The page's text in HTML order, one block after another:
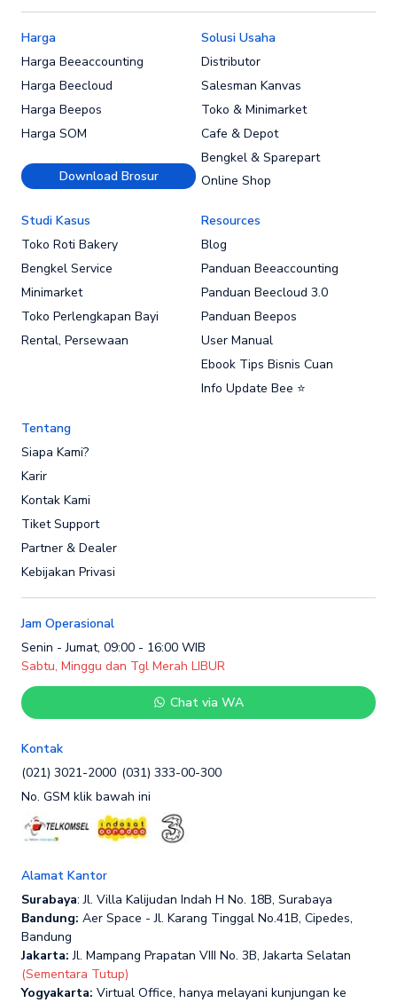
Harga
Harga Beeaccounting
Harga Beecloud
Harga Beepos
Harga SOM
Download Brosur
Solusi Usaha
Distributor
Salesman Kanvas
Toko & Minimarket
Cafe & Depot
Bengkel & Sparepart
Online Shop
Studi Kasus
Toko Roti Bakery
Bengkel Service
Minimarket
Toko Perlengkapan Bayi
Rental, Persewaan
Resources
Blog
Panduan Beeaccounting
Panduan Beecloud 3.0
Panduan Beepos
User Manual
Ebook Tips Bisnis Cuan
Info Update Bee ⭐
Tentang
Siapa Kami?
Karir
Kontak Kami
Tiket Support
Partner & Dealer
Kebijakan Privasi
Jam Operasional
Senin - Jumat, 09:00 - 16:00 WIB
Sabtu, Minggu dan Tgl Merah LIBUR
Chat via WA
Kontak
(021) 3021-2000 (031) 333-00-300
No. GSM klik bawah ini
Alamat Kantor
Surabaya: Jl. Villa Kalijudan Indah H No. 18B, Surabaya
Bandung: Aer Space - Jl. Karang Tinggal No.41B, Cipedes,
Bandung
Jakarta: Jl. Mampang Prapatan VIII No. 3B, Jakarta Selatan
(Sementara Tutup)
Yogyakarta: Virtual Office, hanya melayani kunjungan ke